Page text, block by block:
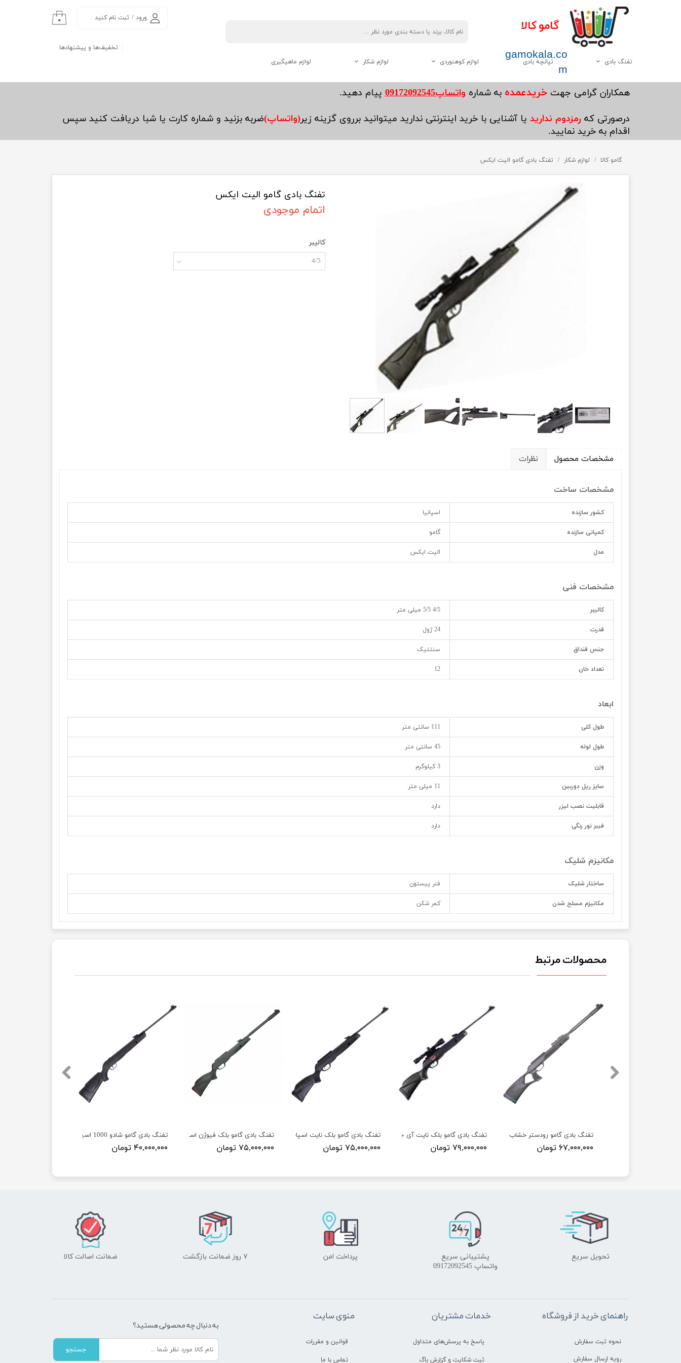
گامو کالا
gamokala.co
m
ورود / ثبت نام کنید
تغییر گذر واژه
۰
تفنگ بادی
همه موارد این دسته
وایرخ
تپانچه بادی لوازم کوهنوردی
چاقو تبر
کوله پشتی
کفش کوهنوردی
چادر
لوازم شکار
لوازم جانبی تفنگ
لوازم ماهیگیری
تخفیف‌ها و پیشنهادها
​همکاران گرامی جهتخریدعمده به شماره واتساپ09172092545 پیام دهید.
درصورتی که رمزدوم ندارید یا آشنایی با خرید اینترنتی ندارید میتوانید برروی گزینه زیر(واتساپ)ضربه بزنید و شماره کارت یا شبا دریافت کنید سپس
اقدام به خرید نمایید.
گامو کالا لوازم شکار تفنگ بادی گامو الیت ایکس
تفنگ بادی گامو الیت ایکس
اتمام موجودی
کالیبر
4/5
مشخصات محصول نظرات
مشخصات ساخت
کشور سازنده اسپانیا
کمپانی سازنده گامو
مدل الیت ایکس
مشخصات فنی
کالیبر 4/5 5/5 میلی متر
قدرت 24 ژول
جنس قنداق سنتتیک
تعداد خان 12
ابعاد
طول کلی 111 سانتی متر
طول لوله 45 سانتی متر
وزن 3 کیلوگرم
سایز ریل دوربین 11 میلی متر
قابلیت نصب لیزر دارد
فیبر نور رنگی دارد
مکانیزم شلیک
ساختار شلیک فنر پیستون
مکانیزم مسلح شدن کمر شکن
محصولات مرتبط
تفنگ بادی گامو شادو 1000 اسپانیا آکبند
۴۰,۰۰۰,۰۰۰ تومان
تفنگ بادی گامو بلک فیوژن اسپانیا آکبند
۷۵,۰۰۰,۰۰۰ تومان
تفنگ بادی گامو بلک نایت اسپانیا آکبند
۷۵,۰۰۰,۰۰۰ تومان
تفنگ بادی گامو بلک نایت آی جی تی با دوربین
۷۹,۰۰۰,۰۰۰ تومان
تفنگ بادی گامو رودستر خشاب خور آی جی تی 10 ایکس جن 2 اسپانیا آکبند
۶۷,۰۰۰,۰۰۰ تومان
گامو ویسپر ایکس اسپانیا آکبند
تحویل سریع
پشتیبانی سریع
واتساپ 09172092545
پرداخت امن ۷ روز ضمانت بازگشت ضمانت اصالت کالا
راهنمای خرید از فروشگاه
نحوه ثبت سفارش
رویه ارسال سفارش
خدمات مشتریان
پاسخ به پرسش‌های متداول
ثبت شکایت و گزارش باگ
منوی سایت
قوانین و مقررات
تماس با ما
به دنبال چه محصولی هستید؟
جستجو